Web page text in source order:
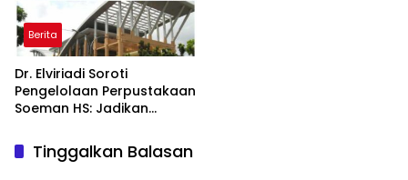
Berita
Dr. Elviriadi Soroti
Pengelolaan Perpustakaan
Soeman HS: Jadikan
Kawah Candradimuka
Intelektual
Tinggalkan Balasan